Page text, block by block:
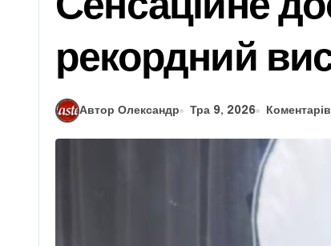
рекордний
Автор Олександр Тра 9, 2026